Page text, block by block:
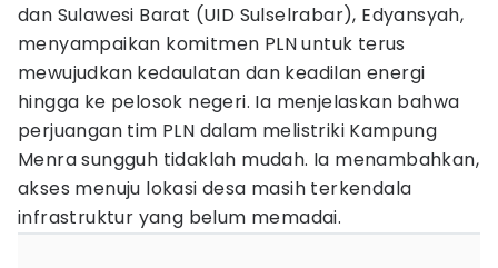
dan Sulawesi Barat (UID Sulselrabar), Edyansyah,
menyampaikan komitmen PLN untuk terus
mewujudkan kedaulatan dan keadilan energi
hingga ke pelosok negeri. Ia menjelaskan bahwa
perjuangan tim PLN dalam melistriki Kampung
Menra sungguh tidaklah mudah. Ia menambahkan,
akses menuju lokasi desa masih terkendala
infrastruktur yang belum memadai.